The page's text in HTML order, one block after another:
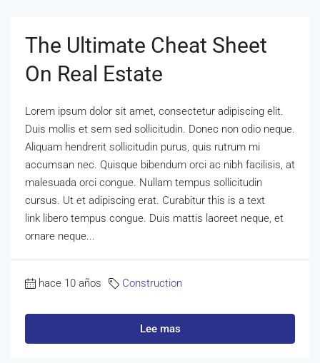
The Ultimate Cheat Sheet
On Real Estate
Lorem ipsum dolor sit amet, consectetur adipiscing elit.
Duis mollis et sem sed sollicitudin. Donec non odio neque.
Aliquam hendrerit sollicitudin purus, quis rutrum mi
accumsan nec. Quisque bibendum orci ac nibh facilisis, at
malesuada orci congue. Nullam tempus sollicitudin
cursus. Ut et adipiscing erat. Curabitur this is a text
link libero tempus congue. Duis mattis laoreet neque, et
ornare neque...
hace 10 años Construction
Lee mas